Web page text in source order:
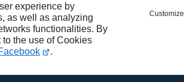
experience by
as well as analyzing
functionalities. By
the use of Cookies
.
Customize
Grand savoir-faire
Qualité de service garantie
Certifications et attestations
Disponibilité